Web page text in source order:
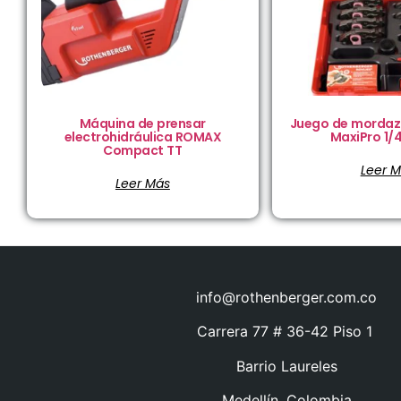
Máquina de prensar
electrohidráulica ROMAX
Compact TT
Leer Más
Juego de
MaxiPro 1/
Leer
info@rothenberger.com.co
Carrera 77 # 36-42 Piso 1
Barrio Laureles